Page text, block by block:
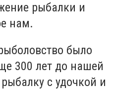
рыбалки и
нам.
было
300 лет до нашей
с удочкой и